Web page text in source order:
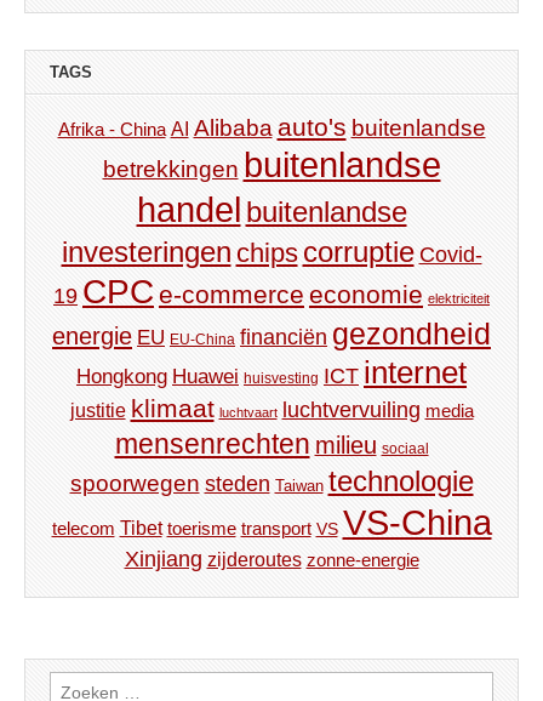
TAGS
Afrika - China AI Alibaba auto's buitenlandse
betrekkingen buitenlandse
handel buitenlandse
investeringen chips corruptie Covid-
19 CPC e-commerce economie elektriciteit
energie EU EU-China financiën gezondheid
Hongkong Huawei huisvesting ICT internet
justitie klimaat luchtvaart luchtvervuiling media
mensenrechten milieu sociaal
spoorwegen steden Taiwan technologie
telecom Tibet toerisme transport VS VS-China
Xinjiang zijderoutes zonne-energie
Zoeken